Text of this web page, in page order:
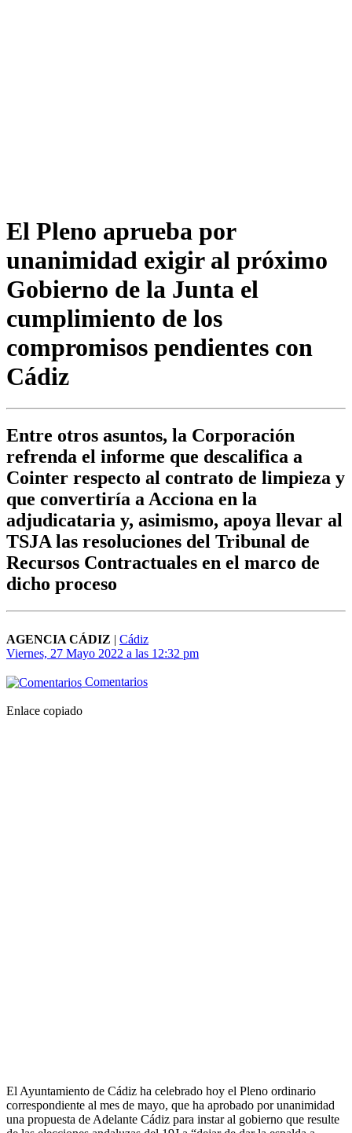
El Pleno aprueba por
unanimidad exigir al próximo
Gobierno de la Junta el
cumplimiento de los
compromisos pendientes con
Cádiz
Entre otros asuntos, la Corporación
refrenda el informe que descalifica a
Cointer respecto al contrato de limpieza y
que convertiría a Acciona en la
adjudicataria y, asimismo, apoya llevar al
TSJA las resoluciones del Tribunal de
Recursos Contractuales en el marco de
dicho proceso
AGENCIA CÁDIZ | Cádiz
Viernes, 27 Mayo 2022 a las 12:32 pm
Comentarios
Enlace copiado
El Ayuntamiento de Cádiz ha celebrado hoy el Pleno ordinario
correspondiente al mes de mayo, que ha aprobado por unanimidad
una propuesta de Adelante Cádiz para instar al gobierno que resulte